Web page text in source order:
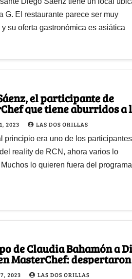
G. El restaurante parece ser muy
su oferta gastronómica es asiática
el participante de
que tiene aburridos a
de RCN
2023 LAS DOS ORILLAS
principio era uno de los
reality de RCN, ahora varios lo
lo quieren fuera del
de Claudia Bahamón a
MasterChef:
su novia
2023 LAS DOS ORILLAS